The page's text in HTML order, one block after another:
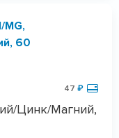
47 ₽
Цинк/Магний,